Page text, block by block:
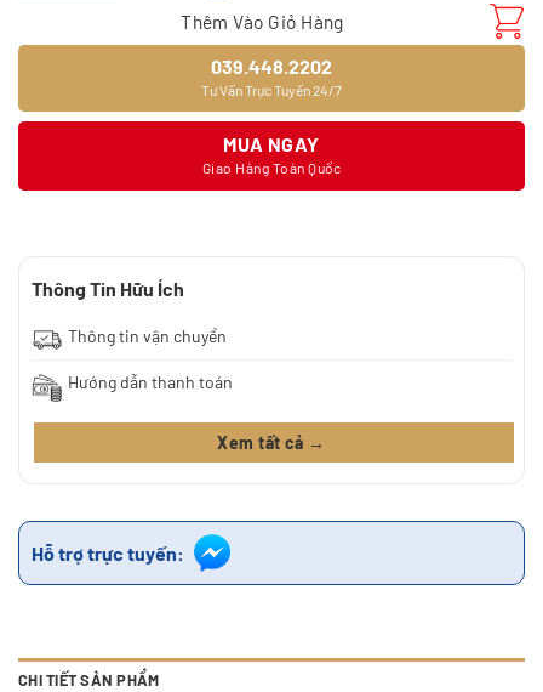
Thêm Vào Giỏ Hàng
039.448.2202
Tư Vấn Trực Tuyến 24/7
MUA NGAY
Giao Hàng Toàn Quốc
Thông Tin Hữu Ích
Thông tin vận chuyển
Hướng dẫn thanh toán
Xem tất cả →
Hỗ trợ trực tuyến:
CHI TIẾT SẢN PHẨM